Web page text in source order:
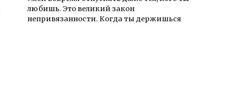
любишь. Это великий закон
непривязанности. Когда ты держишься